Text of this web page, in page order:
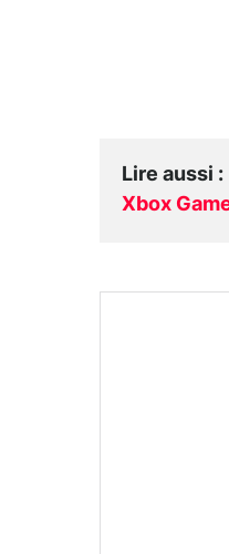
Lire aussi :
Xbox